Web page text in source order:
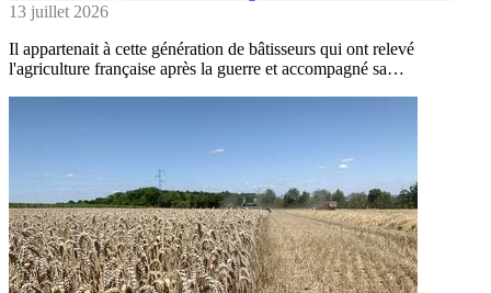
13 juillet 2026
Il appartenait à cette génération de bâtisseurs qui ont relevé
l'agriculture française après la guerre et accompagné sa…